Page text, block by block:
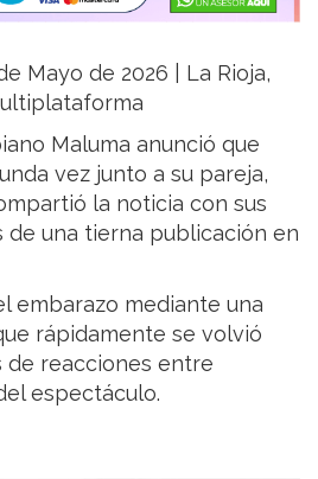
Mayo de 2026 | La Rioja,
Maluma anunció que
vez junto a su pareja,
la noticia con sus
de una tierna publicación en
embarazo mediante una
rápidamente se volvió
de reacciones entre
espectáculo.